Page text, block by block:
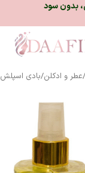
ترب‌پی
/عطر و ادکلن/بادی اسپلش